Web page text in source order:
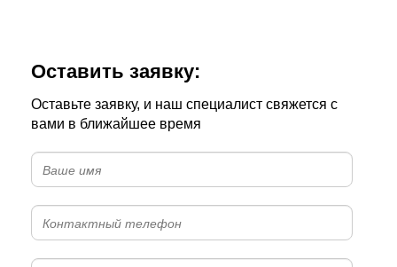
Оставить заявку:
Оставьте заявку, и наш специалист свяжется с
вами в ближайшее время